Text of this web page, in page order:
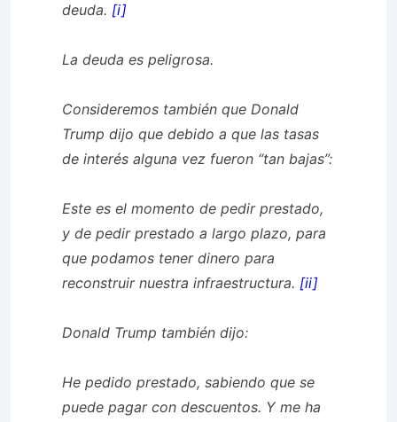
deuda. [i]
La deuda es peligrosa.
Consideremos también que Donald
Trump dijo que debido a que las tasas
de interés alguna vez fueron “tan bajas”:
Este es el momento de pedir prestado,
y de pedir prestado a largo plazo, para
que podamos tener dinero para
reconstruir nuestra infraestructura. [ii]
Donald Trump también dijo:
He pedido prestado, sabiendo que se
puede pagar con descuentos. Y me ha